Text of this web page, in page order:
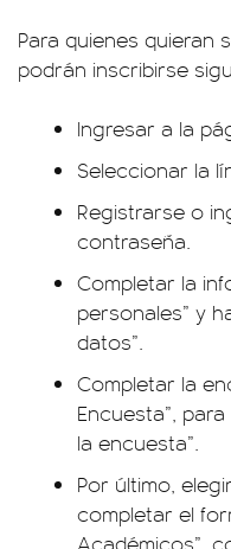
Para quienes quieran
podrán inscribirse
Ingresar a la
Seleccionar la
Registrarse o
contraseña.
Completar la
personales” y
datos”.
Completar la
Encuesta”,
la encuesta”.
Por último,
completar el
Académicos”,